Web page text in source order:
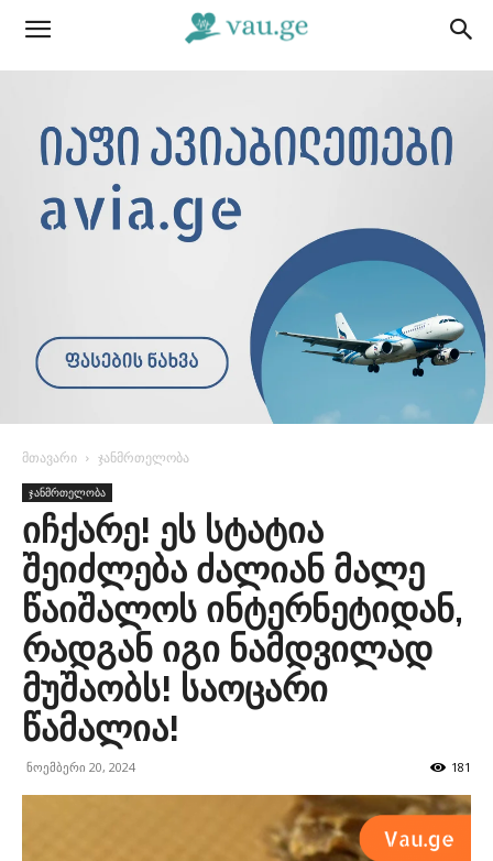
მთავარი ჯანმრთელობა
ჯანმრთელობა
იჩქარე! ეს სტატია
შეიძლება ძალიან მალე
წაიშალოს ინტერნეტიდან,
რადგან იგი ნამდვილად
მუშაობს! საოცარი
წამალია!
ნოემბერი 20, 2024 181